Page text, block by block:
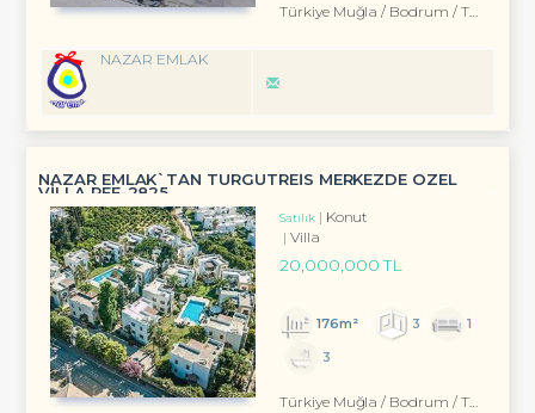
Türkiye Muğla / Bodrum / Turgutreis
NAZAR EMLAK
NAZAR EMLAK`TAN TURGUTREİS MERKEZDE ÖZEL
VİLLA REF-2825
Satılık
Konut
Villa
20,000,000 TL
176m² 3
1
3
Türkiye Muğla / Bodrum / Turgutreis